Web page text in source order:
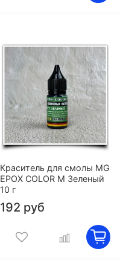
Краситель для смолы MG
EPOX COLOR M Зеленый
10 г
192 руб